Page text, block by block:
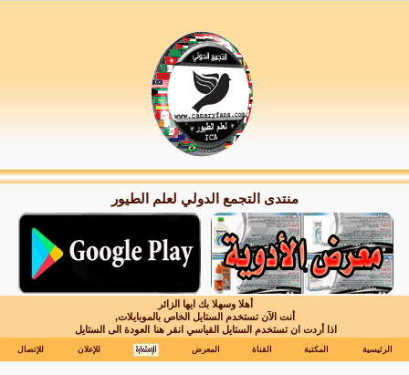
منتدى التجمع الدولي لعلم الطيور
أهلا وسهلا بك ايها الزائر
أنت الآن تستخدم الستايل الخاص بالموبايلات,
اذا أردت ان تستخدم الستايل القياسي انقر هنا العودة الى الستايل
الرئيسية المكتبة القناة المعرض للإعلان للإتصال